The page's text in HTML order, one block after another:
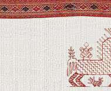
Перейти
к
основному
содержанию